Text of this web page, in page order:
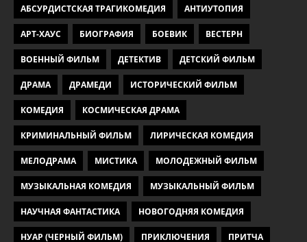
АБСУРДИСТСКАЯ ТРАГИКОМЕДИЯ АНТИУТОПИЯ
АРТ-ХАУС БИОГРАФИЯ БОЕВИК ВЕСТЕРН
ВОЕННЫЙ ФИЛЬМ ДЕТЕКТИВ ДЕТСКИЙ ФИЛЬМ
ДРАМА ДРАМЕДИ ИСТОРИЧЕСКИЙ ФИЛЬМ
КОМЕДИЯ КОСМИЧЕСКАЯ ДРАМА
КРИМИНАЛЬНЫЙ ФИЛЬМ ЛИРИЧЕСКАЯ КОМЕДИЯ
МЕЛОДРАМА МИСТИКА МОЛОДЕЖНЫЙ ФИЛЬМ
МУЗЫКАЛЬНАЯ КОМЕДИЯ МУЗЫКАЛЬНЫЙ ФИЛЬМ
НАУЧНАЯ ФАНТАСТИКА НОВОГОДНЯЯ КОМЕДИЯ
НУАР (ЧЕРНЫЙ ФИЛЬМ) ПРИКЛЮЧЕНИЯ ПРИТЧА